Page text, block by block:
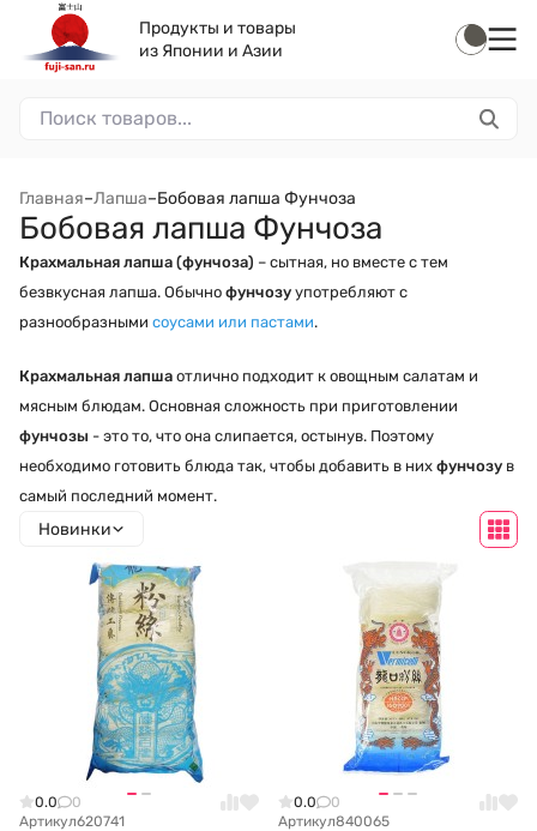
Продукты и товары
из Японии и Азии
Главная–Лапша–Бобовая лапша Фунчоза
Бобовая лапша Фунчоза
Крахмальная лапша (фунчоза) – сытная, но вместе с тем
безвкусная лапша. Обычно фунчозу употребляют с
разнообразными соусами или пастами.
Крахмальная лапша отлично подходит к овощным салатам и
мясным блюдам. Основная сложность при приготовлении
фунчозы - это то, что она слипается, остынув. Поэтому
необходимо готовить блюда так, чтобы добавить в них фунчозу в
самый последний момент.
Новинки
0.0
0
Артикул620741
0.0
0
Артикул840065